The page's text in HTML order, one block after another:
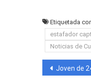
Etiquetada
estafador
Noticias de
Joven de 24 años lleva más de